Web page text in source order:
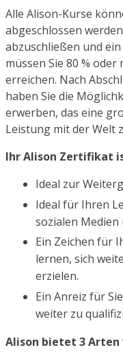
Alle Alison-Kurse
abgeschlossen
abzuschließen und
müssen Sie 80 %
erreichen. Nach
haben Sie die
erwerben, das eine
Leistung mit der Welt
Ihr Alison Zertifikat
Ideal zur
Ideal für Ihren
sozialen
Ein Zeichen für
lernen, sich
erzielen.
Ein Anreiz für
weiter zu
Alison bietet 3